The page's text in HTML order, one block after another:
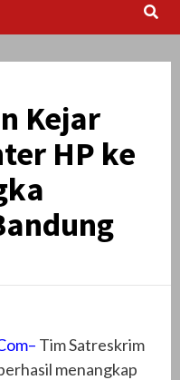
Kejar
HP ke
Tim Satreskrim
menangkap